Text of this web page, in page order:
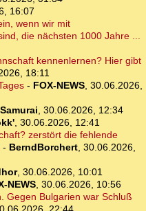
16:07
wenn wir mit
die nächsten 1000 Jahre ...
kennenlernen? Hier gibt
18:11
- FOX-NEWS, 30.06.2026,
, 30.06.2026, 12:34
, 30.06.2026, 12:41
zerstört die fehlende
- BerndBorchert, 30.06.2026,
, 30.06.2026, 10:01
NEWS, 30.06.2026, 10:56
Gegen Bulgarien war Schluß